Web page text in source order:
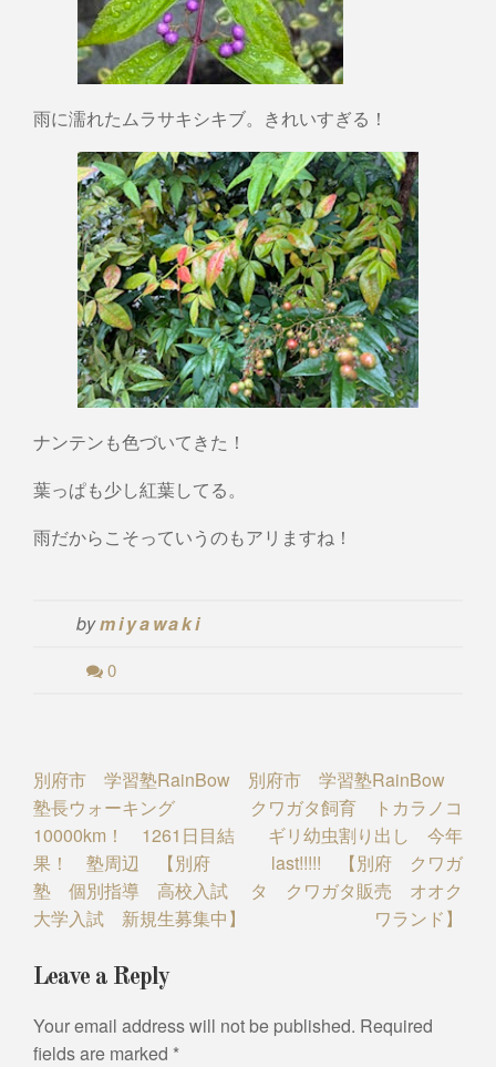
雨に濡れたムラサキシキブ。きれいすぎる！
ナンテンも色づいてきた！
葉っぱも少し紅葉してる。
雨だからこそっていうのもアリますね！
bymiyawaki
0
Post
navigation
別府市 学習塾RainBow
塾長ウォーキング
10000km！ 1261日目結
果！ 塾周辺 【別府
塾 個別指導 高校入試
大学入試 新規生募集中】
別府市 学習塾RainBow
クワガタ飼育 トカラノコ
ギリ幼虫割り出し 今年
last!!!!! 【別府 クワガ
タ クワガタ販売 オオク
ワランド】
Leave a Reply
Your email address will not be published. Required
fields are marked *